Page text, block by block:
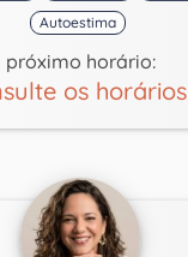
Autoestima
próximo horário:
os horários